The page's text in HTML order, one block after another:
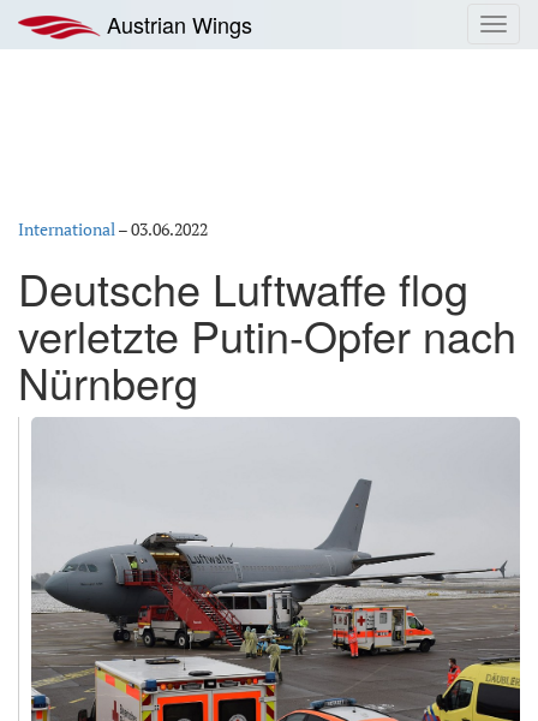
Inhalt
springen
Austrian Wings
International–03.06.2022
Deutsche Luftwaffe flog
verletzte Putin-Opfer nach
Nürnberg